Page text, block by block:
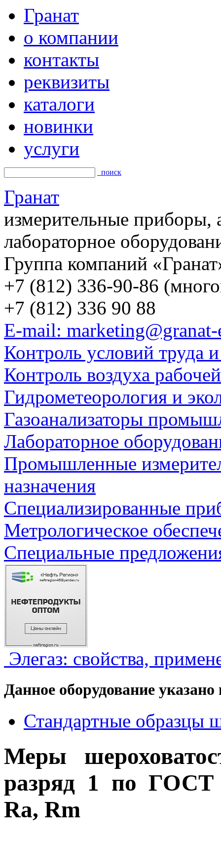
Гранат
о компании
контакты
реквизиты
каталоги
новинки
услуги
поиск
Гранат
измерительные приборы,
лабораторное
Группа компаний
+7 (812) 336-90-86
+7 (812) 336 90 88
E-mail:
Контроль условий труда
Контроль воздуха
Гидрометеорология и
Газоанализаторы
Лабораторное
Промышленные
назначения
Специализированные
Метрологическое
Специальные
Элегаз: свойства,
Данное оборудование
Стандартные образцы
Меры
разряд 1 по ГОСТ
Ra, Rm